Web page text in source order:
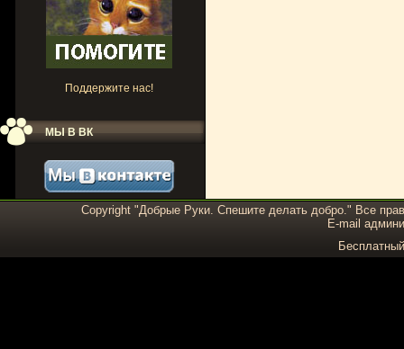
Поддержите нас!
МЫ В ВК
Copyright "Добрые Руки. Спешите делать добро." Все
E-mail